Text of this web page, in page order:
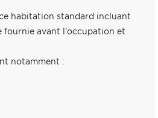
habitation standard incluant
fournie avant l'occupation et
notamment :